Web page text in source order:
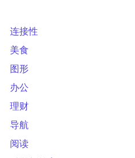
连接性
美食
图形
办公
理财
导航
阅读